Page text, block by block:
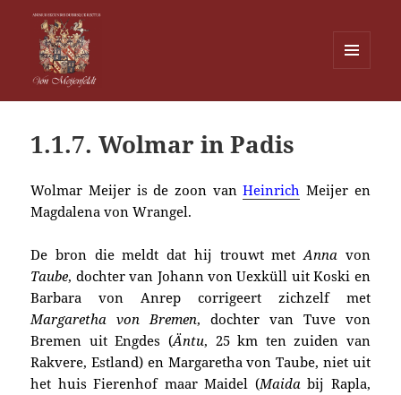
WIDGETS
1.1.7. Wolmar in Padis
Wolmar Meijer is de zoon vanHeinrich Meijer en
Magdalena von Wrangel.
De bron die meldt dat hij trouwt metAnnavon
Taube, dochter van Johann von Uexküll uit Koski en
Barbara von Anrep corrigeert zichzelf met
Margaretha von Bremen, dochter van Tuve von
Bremen uit Engdes (Äntu, 25 km ten zuiden van
Rakvere, Estland) en Margaretha von Taube, niet uit
het huis Fierenhof maar Maidel (Maidabij Rapla,